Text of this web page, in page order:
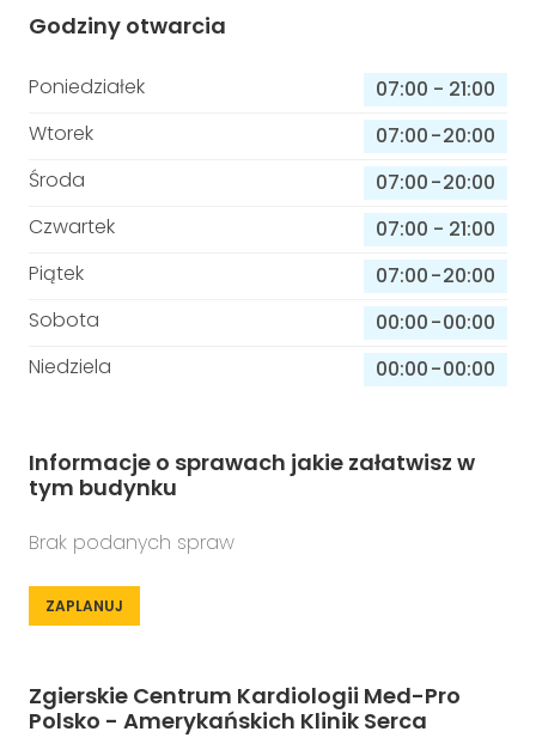
Godziny otwarcia
Poniedziałek 07:00 - 21:00
Wtorek
07:00-20:00
Środa
07:00-20:00
Czwartek
07:00 - 21:00
Piątek
07:00-20:00
Sobota
00:00-00:00
Niedziela
00:00-00:00
Informacje o sprawach jakie załatwisz w
tym budynku
Brak podanych spraw
ZAPLANUJ
Zgierskie Centrum Kardiologii Med-Pro
Polsko - Amerykańskich Klinik Serca